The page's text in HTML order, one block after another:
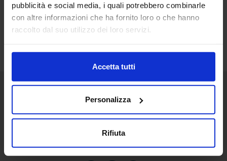
pubblicità e social media, i quali potrebbero combinarle
con altre informazioni che ha fornito loro o che hanno
raccolto dal suo utilizzo dei loro servizi.
Accetta tutti
Personalizza
Rifiuta
24
Lug
Senaf srl
Via Eritrea 21/A
20157 | Milano | Italia